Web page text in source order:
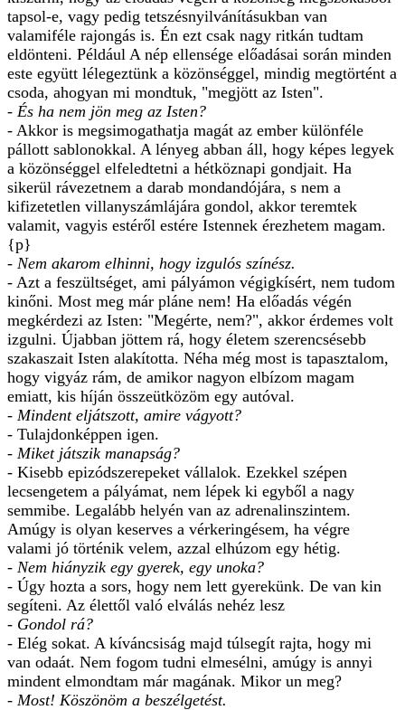
tapsol-e, vagy pedig tetszésnyilvánításukban van
valamiféle rajongás is. Én ezt csak nagy ritkán tudtam
eldönteni. Például A nép ellensége előadásai során minden
este együtt lélegeztünk a közönséggel, mindig megtörtént a
csoda, ahogyan mi mondtuk, "megjött az Isten".
- És ha nem jön meg az Isten?
- Akkor is megsimogathatja magát az ember különféle
pállott sablonokkal. A lényeg abban áll, hogy képes legyek
a közönséggel elfeledtetni a hétköznapi gondjait. Ha
sikerül rávezetnem a darab mondandójára, s nem a
kifizetetlen villanyszámlájára gondol, akkor teremtek
valamit, vagyis estéről estére Istennek érezhetem magam.
{p}
- Nem akarom elhinni, hogy izgulós színész.
- Azt a feszültséget, ami pályámon végigkísért, nem tudom
kinőni. Most meg már pláne nem! Ha előadás végén
megkérdezi az Isten: "Megérte, nem?", akkor érdemes volt
izgulni. Újabban jöttem rá, hogy életem szerencsésebb
szakaszait Isten alakította. Néha még most is tapasztalom,
hogy vigyáz rám, de amikor nagyon elbízom magam
emiatt, kis híján összeütközöm egy autóval.
- Mindent eljátszott, amire vágyott?
- Tulajdonképpen igen.
- Miket játszik manapság?
- Kisebb epizódszerepeket vállalok. Ezekkel szépen
lecsengetem a pályámat, nem lépek ki egyből a nagy
semmibe. Legalább helyén van az adrenalinszintem.
Amúgy is olyan keserves a vérkeringésem, ha végre
valami jó történik velem, azzal elhúzom egy hétig.
- Nem hiányzik egy gyerek, egy unoka?
- Úgy hozta a sors, hogy nem lett gyerekünk. De van kin
segíteni. Az élettől való elválás nehéz lesz
- Gondol rá?
- Elég sokat. A kíváncsiság majd túlsegít rajta, hogy mi
van odaát. Nem fogom tudni elmesélni, amúgy is annyi
mindent elmondtam már magának. Mikor un meg?
- Most! Köszönöm a beszélgetést.